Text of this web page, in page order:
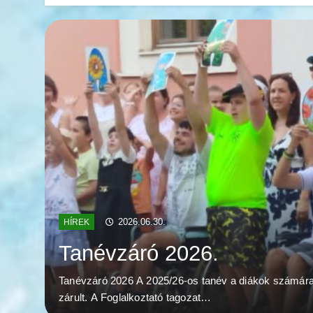
HÍREK 2026.06.30.
Tanévzáró 2026.
Tanévzáró 2026 A 2025/26-os tanév a diákok
zárult. A Foglalkoztató tagozat…